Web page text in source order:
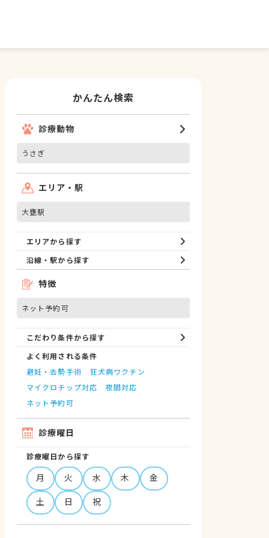
かんたん検索
診療動物
うさぎ
エリア・駅
大甕駅
エリアから探す
沿線・駅から探す
特徴
ネット予約可
こだわり条件から探す
よく利用される条件
避妊・去勢手術
狂犬病ワクチン
マイクロチップ対応
夜間対応
ネット予約可
診療曜日
診療曜日から探す
月 火 水 木
金
土
日 祝